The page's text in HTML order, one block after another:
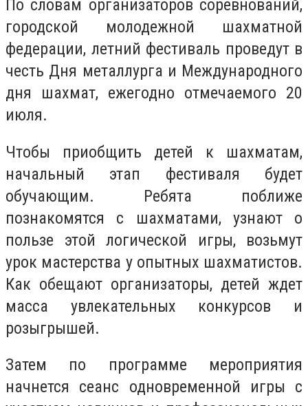
По словам организаторов соревнований,
городской молодежной шахматной
федерации, летний фестиваль проведут в
честь Дня металлурга и Международного
дня шахмат, ежегодно отмечаемого 20
июля.
Чтобы приобщить детей к шахматам,
начальный этап фестиваля будет
обучающим. Ребята поближе
познакомятся с шахматами, узнают о
пользе этой логической игры, возьмут
урок мастерства у опытных шахматистов.
Как обещают организаторы, детей ждет
масса увлекательных конкурсов и
розыгрышей.
Затем по программе мероприятия
начнется сеанс одновременной игры с